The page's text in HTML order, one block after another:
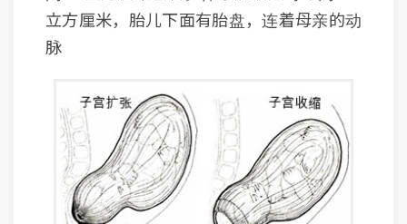
立方厘米，胎儿下面有胎盘，连着母亲的动
脉